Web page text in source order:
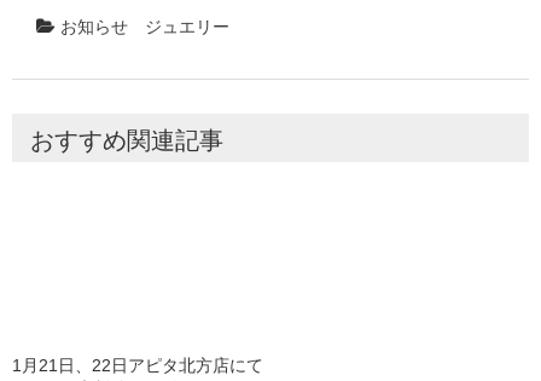
お知らせ ジュエリー
おすすめ関連記事
1月21日、22日アピタ北方店にて